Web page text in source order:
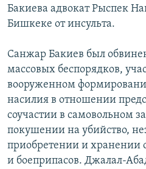
Бакиева адвокат Рыспек
Бишкеке от инсульта.
Санжар Бакиев был
массовых беспорядков,
вооруженном
насилия в отношении
соучастии в самовольном
покушении на убийство,
приобретении и хранении
и боеприпасов. Джалал-